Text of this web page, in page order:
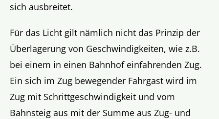
sich ausbreitet.
Für das Licht gilt nämlich nicht das Prinzip der
Überlagerung von Geschwindigkeiten, wie z.B.
bei einem in einen Bahnhof einfahrenden Zug.
Ein sich im Zug bewegender Fahrgast wird im
Zug mit Schrittgeschwindigkeit und vom
Bahnsteig aus mit der Summe aus Zug- und